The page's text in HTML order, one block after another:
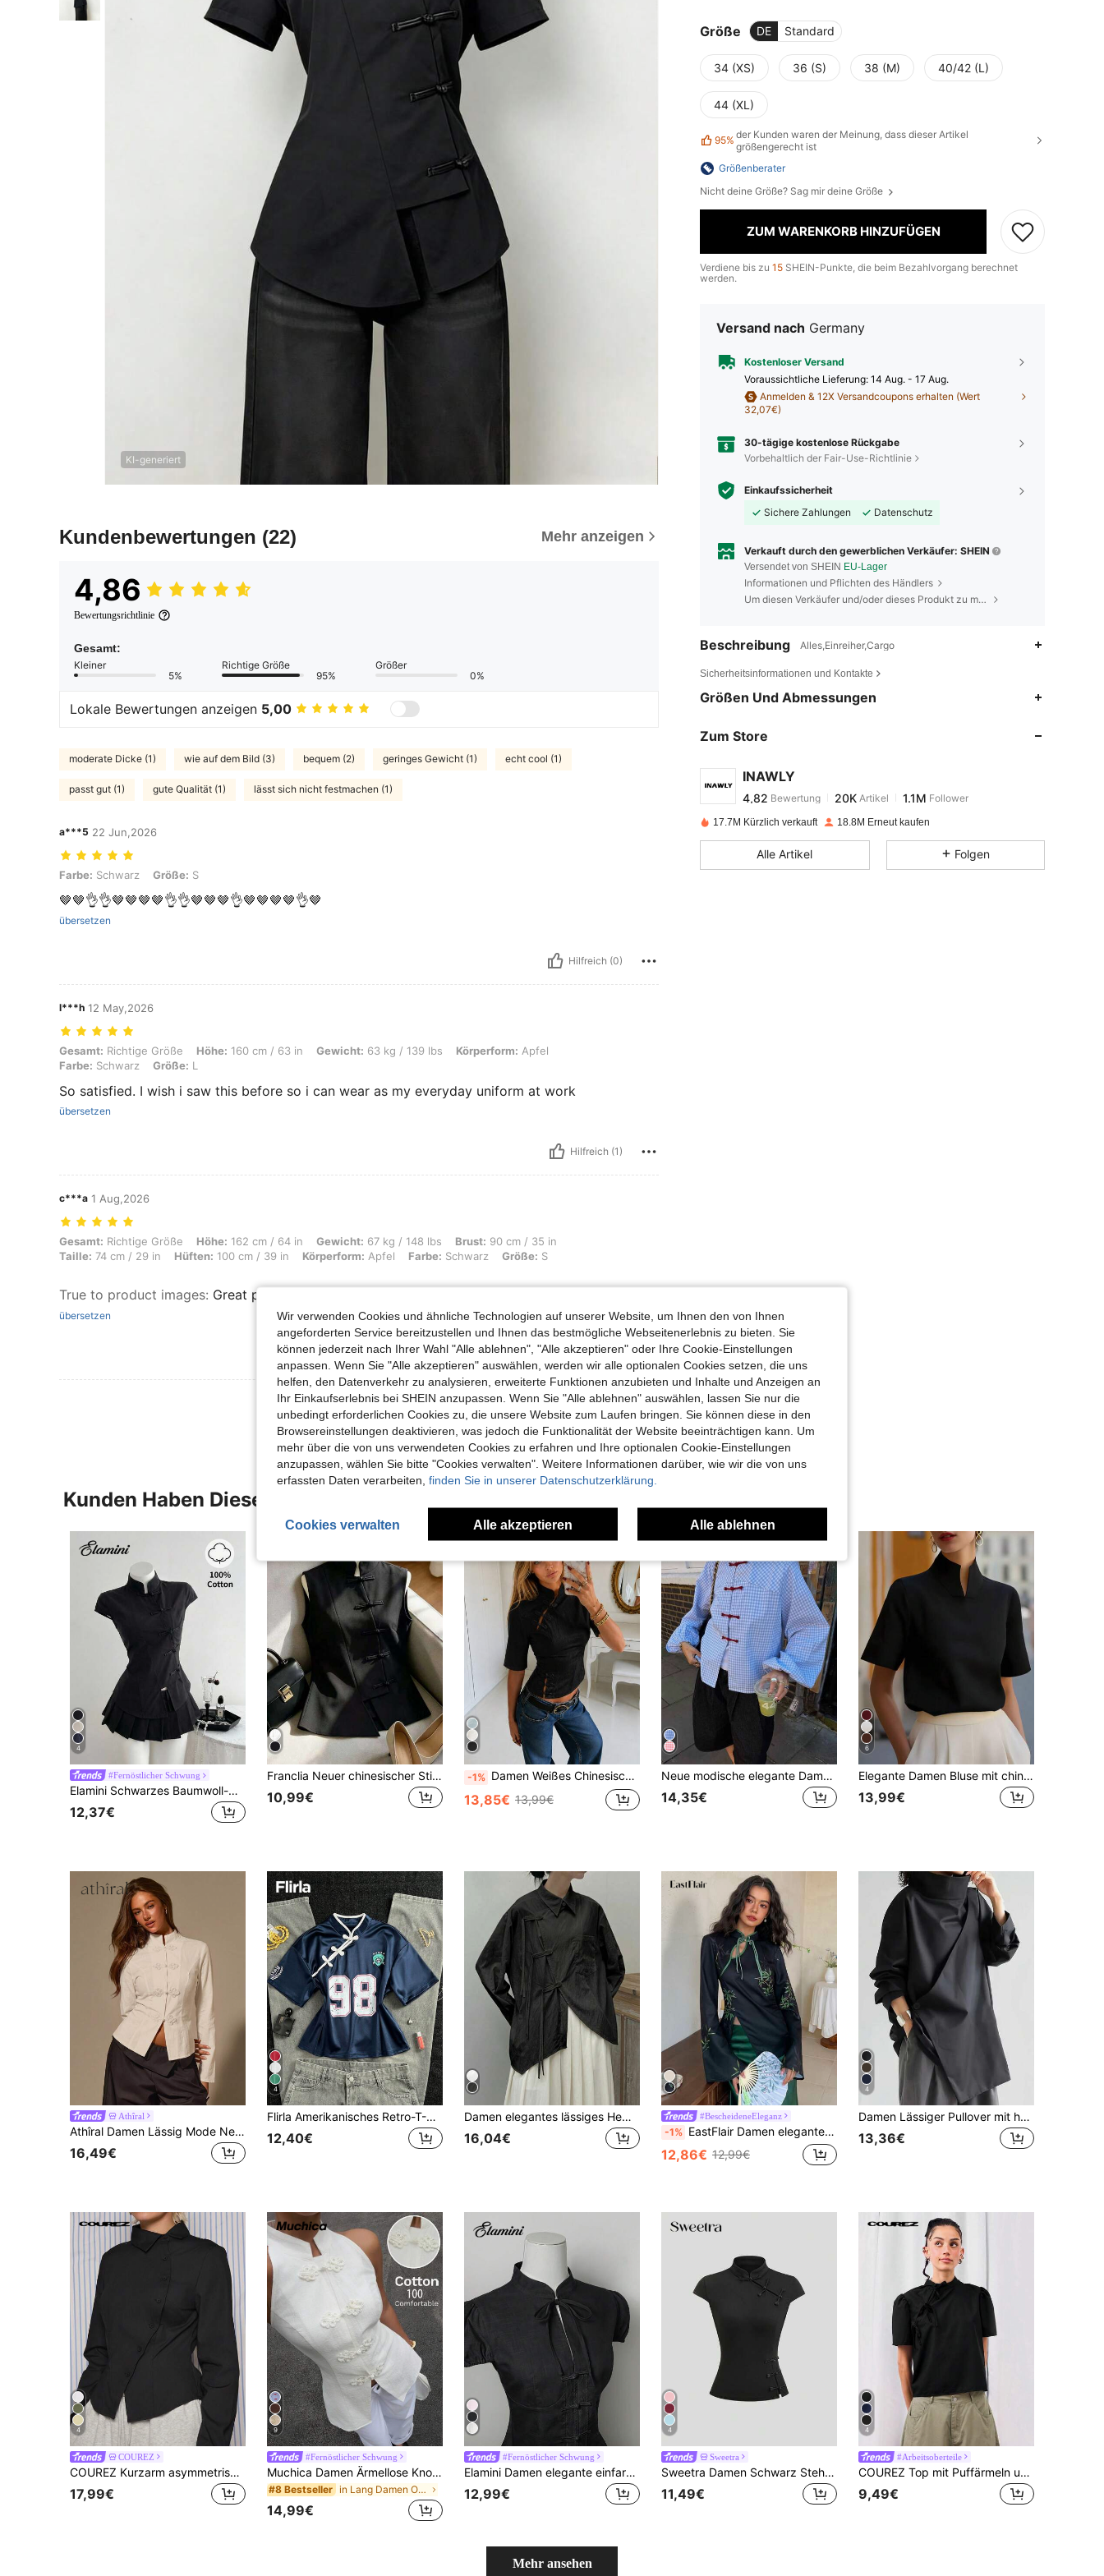
KI-generiert
Kundenbewertungen (22) Mehr anzeigen
4,86
Bewertungsrichtlinie
Gesamt:
Kleiner
5%
Richtige Größe
95%
Größer
0%
Lokale Bewertungen anzeigen 5,00
moderate Dicke (1) wie auf dem Bild (3) bequem (2) geringes Gewicht (1) echt cool (1)
passt gut (1) gute Qualität (1) lässt sich nicht festmachen (1)
a***5 22 Jun,2026
Farbe: Schwarz, Größe: S
Farbe: Schwarz Größe: S
🤎🤎👌👌🤎🤎🤎🤎👌👌🤎🤎🤎👌🤎🤎🤎🤎👌🤎
übersetzen
Hilfreich (0)
l***h 12 May,2026
Gesamt: Richtige Größe, Höhe: 160 cm / 63 in, Gewicht: 63 kg / 139 lbs, Körperform: Apfel, Farbe: Schwarz, Größe: L
Gesamt: Richtige Größe Höhe: 160 cm / 63 in Gewicht: 63 kg / 139 lbs Körperform: Apfel
Farbe: Schwarz Größe: L
So satisfied. I wish i saw this before so i can wear as my everyday uniform at work
übersetzen
Hilfreich (1)
c***a 1 Aug,2026
Gesamt: Richtige Größe, Höhe: 162 cm / 64 in, Gewicht: 67 kg / 148 lbs, Brust: 90 cm / 35 in, Taille: 74 cm / 29 in, Hüften: 100 cm / 39 in, Körperform: Apfel, Farbe: Schwarz, Größe: S
Gesamt: Richtige Größe Höhe: 162 cm / 64 in Gewicht: 67 kg / 148 lbs Brust: 90 cm / 35 in
Taille: 74 cm / 29 in Hüften: 100 cm / 39 in Körperform: Apfel Farbe: Schwarz Größe: S
True to product images: Great product fits perfectly
übersetzen
Hilfreich (0)
Mehr Bewertungen Ansehen
Größe DE Standard
34 (XS) 36 (S) 38 (M) 40/42 (L)
44 (XL)
95% der Kunden waren der Meinung, dass dieser Artikel
größengerecht ist
Größenberater
Nicht deine Größe? Sag mir deine Größe
ZUM WARENKORB HINZUFÜGEN
Verdiene bis zu 15 SHEIN-Punkte, die beim Bezahlvorgang berechnet
werden.
Versand nach Germany
Kostenloser Versand
Voraussichtliche Lieferung: 14 Aug. - 17 Aug.
Anmelden & 12X Versandcoupons erhalten (Wert
32,07€)
30-tägige kostenlose Rückgabe
Vorbehaltlich der Fair-Use-Richtlinie
Einkaufssicherheit
Sichere Zahlungen
Datenschutz
Verkauft durch den gewerblichen Verkäufer: SHEIN
Versendet von SHEIN EU-Lager
Informationen und Pflichten des Händlers
Um diesen Verkäufer und/oder dieses Produkt zu melden
Beschreibung Alles,Einreiher,Cargo
Sicherheitsinformationen und Kontakte
Größen Und Abmessungen
Zum Store
INAWLY
4,82
4,82
e***7bezahltVor 1 Tag
4,82 20K 1.1M
17.7M Kürzlich verkauft 18.8M Erneut kaufen
Alle Artikel Folgen
Kunden Haben Diese Artikel Auch Angeschaut
4
#Fernöstlicher Schwung
Elamini Schwarzes Baumwoll-Hemd mit Mandarin-Kragen, kurzen Ärmeln, figurbetonter Passform und Seitenschlitz, neuer chinesischer Retro-Chic-Stil für Pendeln, elegant, Uni-Lässig, vielseitig
12,37€
Franclia Neuer chinesischer Stil inspiriertes ärmeloses Top, Stehkragen, Knopfverzierung, asymmetrisches Taillendesign, vielseitige Bluse für Frühling/Sommer
10,99€
-1% Damen Weißes Chinesisches Knopf-Top mit Blumenstickerei und Stehkragen, figurbetonend, schwarzer Sommer
13,85€ 13,99€
Neue modische elegante Damenbluse mit Karomuster, vielseitiges lässiges Design für Alltag, Date, Reisen, Urlaub und Ferien, für alle Jahreszeiten
14,35€
6
Elegante Damen Bluse mit chinesischem Kragen und kurzen Ärmeln in Aprikose, lässig für Sommerurlaub, einfarbig gerippt, geeignet für Schule, Strand, Büro, Schwarz, Office Siren
13,99€
Athîral
Athîral Damen Lässig Mode Neue chinesische Stil Orientalische Elemente Froschknopf Stehkragen Einfarbig Langarm Bluse Hemd, geeignet für Alltag Outfit, Dating und Treffen
16,49€
4
Flirla Amerikanisches Retro-T-Shirt im chinesischen Stil mit Schnürung und Farbblock-Design, High Street T-Shirt mit Drop-Shoulder und kurzen Ärmeln, lockeres Hip-Hop lässig T-Shirt mit Drop-Shoulder, lockeres glänzendes Satin-T-Shirt mit kurzen Ärmeln für die Weltmeisterschaft
12,40€
Damen elegantes lässiges Hemd mit Umlegekragen, locker geschnitten, asymmetrisch, Langarm, einfarbig, gewebter Stoff, Knopfverschluss, geeignet für Lässig, Büro, Alltag, Flughafen, Frühling/Sommer, Schwarz
16,04€
#BescheideneEleganz
-1% EastFlair Damen elegante Langarm Bambus-Muster Cheongsam-Kragen Bluse Schwarz Floral, Herbst, Elegant, Tee-Party Grün Satin Asiatisch inspirierte Kleidung
12,86€ 12,99€
4
Damen Lässiger Pullover mit hohem Kragen, weite Passform, Einfarbiger Strickstoff, Knopfverzierung, geeignet für Büro, Alltag, Urlaub, Frühling/Herbst Schwarz
13,36€
4
COUREZ
COUREZ Kurzarm asymmetrisches figurbetontes Streifenhemd /Y2K Ausgehoutfit Herbst Winter Frauenkleidung Winterkleidung für Frauen Club Outfits Frauen Sexy Ausgehoutfits Lässig Elegant Silvester
17,99€
9
#Fernöstlicher Schwung
Muchica Damen Ärmellose Knopf-Tanktop im Chinesischen Stil, Sommerfashion
#8 Bestseller in Lang Damen Oberteile
14,99€
#Fernöstlicher Schwung
Elamini Damen elegante einfarbige Bluse mit Mandarin-Kragen und Schleife, Sommer
12,99€
4
Sweetra
Sweetra Damen Schwarz Stehkragen Knopfdesign Schlitz Figurbetontes Retro Chinesischer Stil T-Shirt
11,49€
4
#Arbeitsoberteile
COUREZ Top mit Puffärmeln und Schleifendetail / Y2K süße Tops für Ausgehen, sexy
9,49€
Mehr ansehen
Wir verwenden Cookies und ähnliche Technologien auf unserer Website, um Ihnen den von Ihnen
angeforderten Service bereitzustellen und Ihnen das bestmögliche Webseitenerlebnis zu bieten. Sie
können jederzeit nach Ihrer Wahl "Alle ablehnen", "Alle akzeptieren" oder Ihre Cookie-Einstellungen
anpassen. Wenn Sie "Alle akzeptieren" auswählen, werden wir alle optionalen Cookies setzen, die uns
helfen, den Datenverkehr zu analysieren, erweiterte Funktionen anzubieten und Inhalte und Anzeigen an
Ihr Einkaufserlebnis bei SHEIN anzupassen. Wenn Sie "Alle ablehnen" auswählen, lassen Sie nur die
unbedingt erforderlichen Cookies zu, die unsere Website zum Laufen bringen. Sie können diese in den
Browsereinstellungen deaktivieren, was jedoch die Funktionalität der Website beeinträchtigen kann. Um
mehr über die von uns verwendeten Cookies zu erfahren und Ihre optionalen Cookie-Einstellungen
anzupassen, wählen Sie bitte "Cookies verwalten". Weitere Informationen darüber, wie wir die von uns
erfassten Daten verarbeiten, finden Sie in unserer Datenschutzerklärung.
Cookies verwalten Alle akzeptieren Alle ablehnen